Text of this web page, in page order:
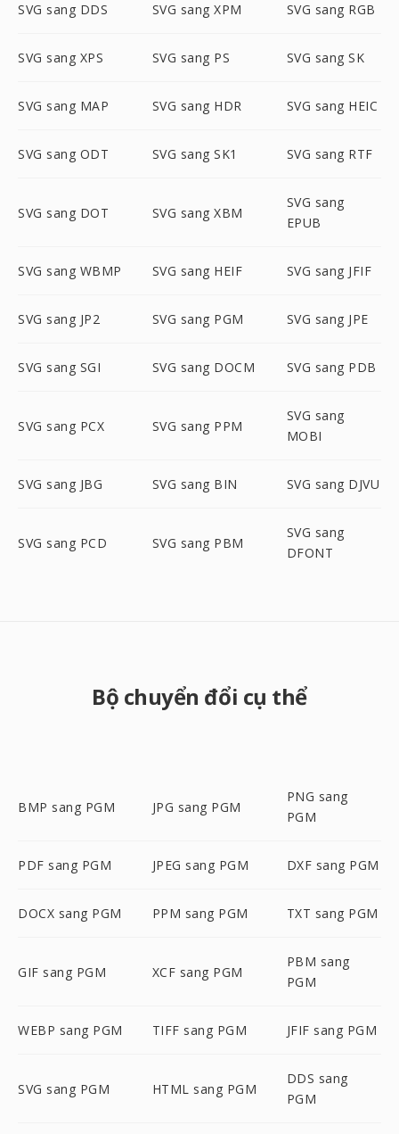
SVG sang DDS SVG sang XPM SVG sang RGB
SVG sang XPS SVG sang PS SVG sang SK
SVG sang MAP SVG sang HDR SVG sang HEIC
SVG sang ODT SVG sang SK1 SVG sang RTF
SVG sang DOT SVG sang XBM
SVG sang
EPUB
SVG sang WBMP SVG sang HEIF SVG sang JFIF
SVG sang JP2 SVG sang PGM SVG sang JPE
SVG sang SGI SVG sang DOCM SVG sang PDB
SVG sang PCX SVG sang PPM
SVG sang
MOBI
SVG sang JBG SVG sang BIN SVG sang DJVU
SVG sang PCD SVG sang PBM
SVG sang
DFONT
Bộ chuyển đổi cụ thể
BMP sang PGM JPG sang PGM
PNG sang
PGM
PDF sang PGM JPEG sang PGM DXF sang PGM
DOCX sang PGM PPM sang PGM TXT sang PGM
GIF sang PGM XCF sang PGM
PBM sang
PGM
WEBP sang PGM TIFF sang PGM JFIF sang PGM
SVG sang PGM HTML sang PGM
DDS sang
PGM